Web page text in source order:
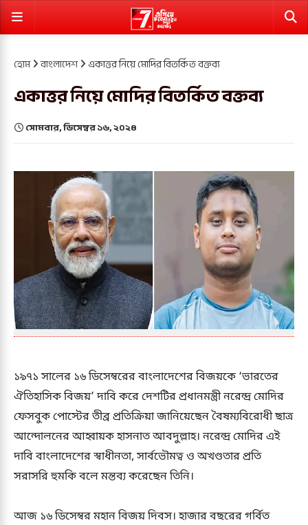
হোম বাংলাদেশ একাত্তর নিয়ে মোদির বিতর্কিত বক্তব্য
একাত্তর নিয়ে মোদির বিতর্কিত বক্তব্য
সোমবার, ডিসেম্বর ১৬, ২০২৪
১৯৭১ সালের ১৬ ডিসেম্বরের বাংলাদেশের বিজয়কে ‘ভারতের
ঐতিহাসিক বিজয়’ দাবি করে দেশটির প্রধানমন্ত্রী নরেন্দ্র মোদির
ফেসবুক পোস্টের তীব্র প্রতিক্রিয়া জানিয়েছেন বৈষম্যবিরোধী ছাত্র
আন্দোলনের আহ্বায়ক হাসনাত আবদুল্লাহ। নরেন্দ্র মোদির এই
দাবি বাংলাদেশের স্বাধীনতা, সার্বভৌমত্ব ও অখণ্ডতার প্রতি
সরাসরি হুমকি বলে মন্তব্য করেছেন তিনি।
আজ ১৬ ডিসেম্বর মহান বিজয় দিবস। হাজার বছরের গর্বিত